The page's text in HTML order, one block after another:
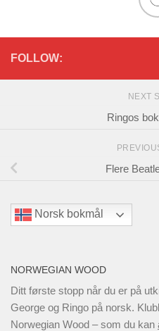
FOLLOW:
NEXT
Ringos
Flere
Norsk bokmål
NORWEGIAN WOOD
Ditt første stopp når du er på
George og Ringo på norsk.
Norwegian Wood – som du kan